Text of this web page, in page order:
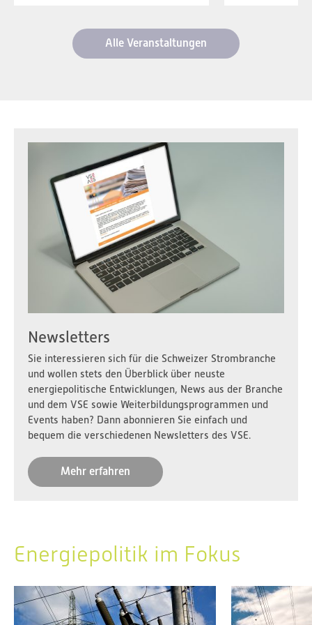
Alle Veranstaltungen
Newsletters
Sie interessieren sich für die Schweizer Strombranche
und wollen stets den Überblick über neuste
energiepolitische Entwicklungen, News aus der Branche
und dem VSE sowie Weiterbildungsprogrammen und
Events haben? Dann abonnieren Sie einfach und
bequem die verschiedenen Newsletters des VSE.
Mehr erfahren
Energiepolitik im Fokus